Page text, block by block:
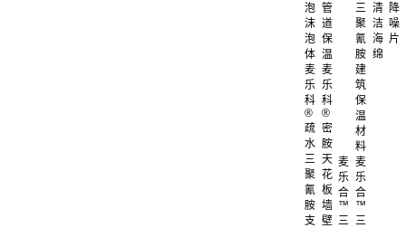
泡
沫
泡
体
管
道
保
温
麦
乐
科
®
疏
水
三
聚
氰
胺
支
麦
乐
科
®
密
胺
天
花
板
墙
壁
三
聚
氰
胺
建
筑
保
温
材
料
麦
乐
合
™
三
麦
乐
合
™
三
清
洁
海
绵
降
噪
片